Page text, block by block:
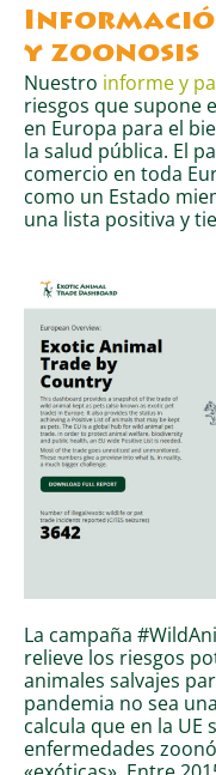
y zoonosis
Nuestro informe y
riesgos que supone
en Europa para el
la salud pública. El
comercio en toda
como un Estado
una lista positiva y
La campaña
relieve los riesgos
animales salvajes
pandemia no sea
calcula que en la UE
enfermedades